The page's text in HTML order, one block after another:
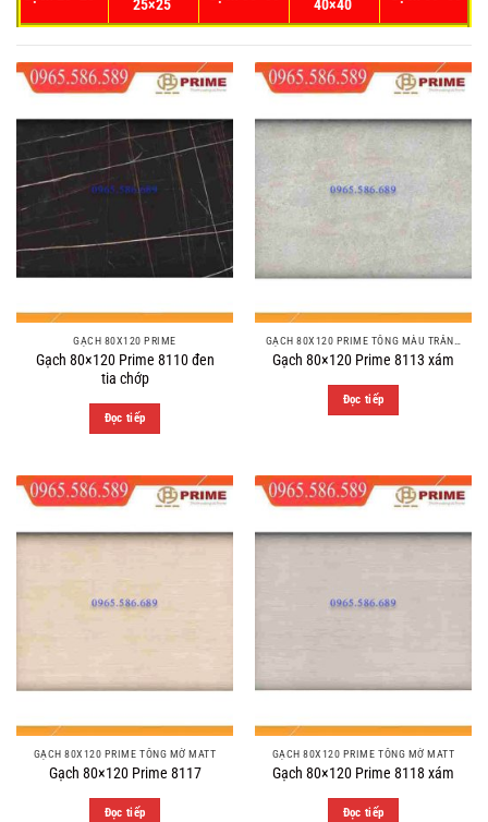
25×25
40×40
GẠCH 80X120 PRIME
Gạch 80×120 Prime 8110 đen
tia chớp
Đọc tiếp
Gạch 80×120 Prime 8113 xám
Đọc tiếp
GẠCH 80X120 PRIME TÔNG MỜ MATT
Gạch 80×120 Prime 8117
Đọc tiếp
GẠCH 80X120 PRIME TÔNG MỜ MATT
Gạch 80×120 Prime 8118 xám
Đọc tiếp